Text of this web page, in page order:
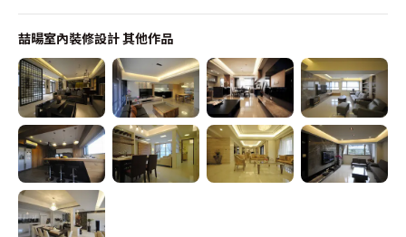
喆暘室內裝修設計其他作品